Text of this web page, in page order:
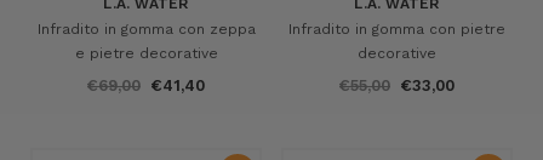
L.A. WATER
Infradito in gomma con zeppa
e pietre decorative
€69,00 €41,40
L.A. WATER
Infradito in gomma con pietre
decorative
€55,00 €33,00